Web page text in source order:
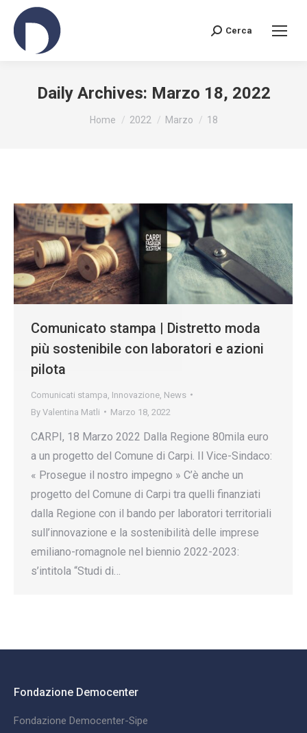
Search:
Cerca
Daily Archives: Marzo 18, 2022
You are here:
Home 2022 Marzo 18
Comunicato stampa | Distretto moda
più sostenibile con laboratori e azioni
pilota
Comunicati stampa Innovazione News
By Valentina Matli Marzo 18, 2022
CARPI, 18 Marzo 2022 Dalla Regione 80mila euro
a un progetto del Comune di Carpi. Il Vice-Sindaco:
« Prosegue il nostro impegno » C’è anche un
progetto del Comune di Carpi tra quelli finanziati
dalla Regione con il bando per laboratori territoriali
sull’innovazione e la sostenibilità delle imprese
emiliano-romagnole nel biennio 2022-2023:
s’intitola “Studi di…
Fondazione Democenter
Fondazione Democenter-Sipe